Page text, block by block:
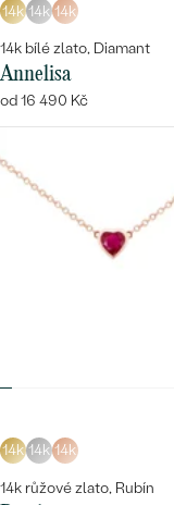
14k 14k 14k
14k bílé zlato, Diamant
Annelisa
od 16 490 Kč
14k 14k 14k
14k růžové zlato, Rubín